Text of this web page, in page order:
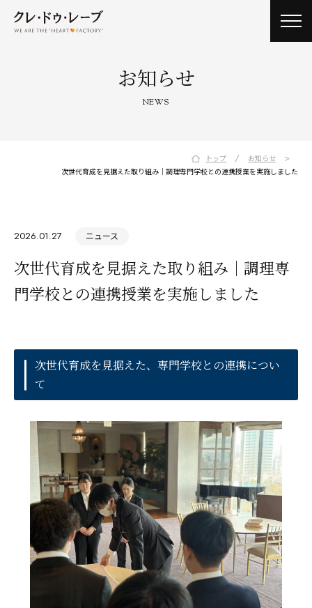
お知らせ
NEWS
トップ / お知らせ >
次世代育成を見据えた取り組み｜調理専門学校との連携授業を実施しました
2026.01.27 ニュース
次世代育成を見据えた取り組み｜調理専
門学校との連携授業を実施しました
次世代育成を見据えた、専門学校との連携につい
て